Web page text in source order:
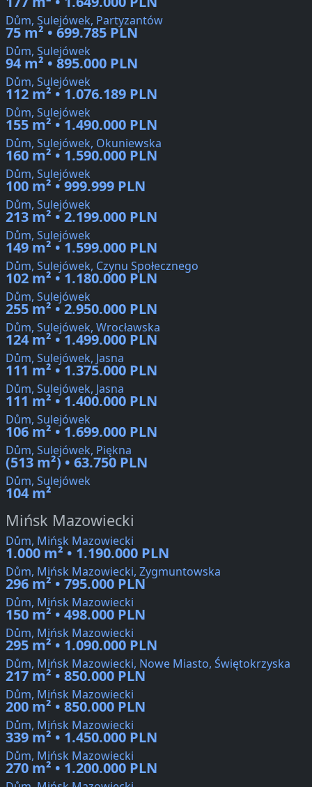
Dům, Sulejówek, Partyzantów
75 m² • 699.785 PLN
Dům, Sulejówek
94 m² • 895.000 PLN
Dům, Sulejówek
112 m² • 1.076.189 PLN
Dům, Sulejówek
155 m² • 1.490.000 PLN
Dům, Sulejówek, Okuniewska
160 m² • 1.590.000 PLN
Dům, Sulejówek
100 m² • 999.999 PLN
Dům, Sulejówek
213 m² • 2.199.000 PLN
Dům, Sulejówek
149 m² • 1.599.000 PLN
Dům, Sulejówek, Czynu Społecznego
102 m² • 1.180.000 PLN
Dům, Sulejówek
255 m² • 2.950.000 PLN
Dům, Sulejówek, Wrocławska
124 m² • 1.499.000 PLN
Dům, Sulejówek, Jasna
111 m² • 1.375.000 PLN
Dům, Sulejówek, Jasna
111 m² • 1.400.000 PLN
Dům, Sulejówek
106 m² • 1.699.000 PLN
Dům, Sulejówek, Piękna
(513 m²) • 63.750 PLN
Dům, Sulejówek
104 m²
Mińsk Mazowiecki
Dům, Mińsk Mazowiecki
1.000 m² • 1.190.000 PLN
Dům, Mińsk Mazowiecki, Zygmuntowska
296 m² • 795.000 PLN
Dům, Mińsk Mazowiecki
150 m² • 498.000 PLN
Dům, Mińsk Mazowiecki
295 m² • 1.090.000 PLN
Dům, Mińsk Mazowiecki, Nowe Miasto, Świętokrzyska
217 m² • 850.000 PLN
Dům, Mińsk Mazowiecki
200 m² • 850.000 PLN
Dům, Mińsk Mazowiecki
339 m² • 1.450.000 PLN
Dům, Mińsk Mazowiecki
270 m² • 1.200.000 PLN